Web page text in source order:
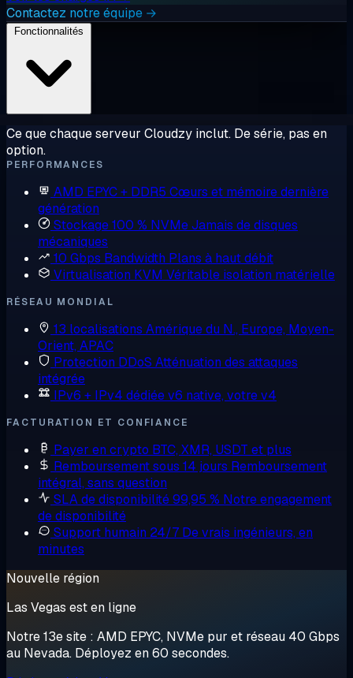
Contactez notre équipe →
Ce que chaque serveur Cloudzy inclut. De série, pas en
option.
PERFORMANCES
AMD EPYC + DDR5 Cœurs et mémoire dernière
génération
Stockage 100 % NVMeJamais de disques
mécaniques
10 Gbps Bandwidth Plans à haut débit
Virtualisation KVM Véritable isolation matérielle
RÉSEAU MONDIAL
13 localisations Amérique du N., Europe, Moyen-
Orient, APAC
Protection DDoS Atténuation des attaques
intégrée
IPv6 + IPv4 dédiéev6 native, votre v4
FACTURATION ET CONFIANCE
Payer en crypto BTC, XMR, USDT et plus
Remboursement sous 14 jours Remboursement
intégral, sans question
SLA de disponibilité 99,95 % Notre engagement
de disponibilité
Support humain 24/7 De vrais ingénieurs, en
minutes
Nouvelle région
Las Vegas est en ligne
Notre 13e site : AMD EPYC, NVMe pur et réseau 40 Gbps
au Nevada. Déployez en 60 secondes.